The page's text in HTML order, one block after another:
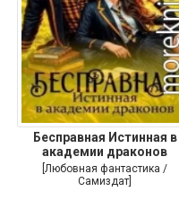
Бесправная Истинная в
академии драконов
[Любовная фантастика /
Самиздат]